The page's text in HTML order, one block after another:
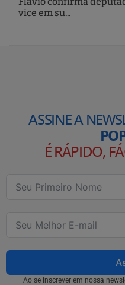
vice em su...
ASSINE A
É RÁPIDO,
Ao se inscrever em nossa